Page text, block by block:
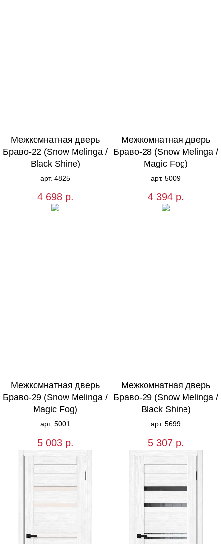
Межкомнатная дверь
Браво-22 (Snow Melinga /
Black Shine)
арт. 4825
4 698 р.
Межкомнатная дверь
Браво-28 (Snow Melinga /
Magic Fog)
арт. 5009
4 394 р.
Межкомнатная дверь
Браво-29 (Snow Melinga /
Magic Fog)
арт. 5001
5 003 р.
Межкомнатная дверь
Браво-29 (Snow Melinga /
Black Shine)
арт. 5699
5 307 р.